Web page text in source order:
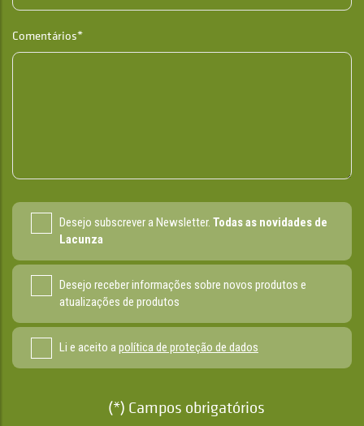
Comentários*
Desejo subscrever a Newsletter. Todas as novidades de
Lacunza
Desejo receber informações sobre novos produtos e
atualizações de produtos
Li e aceito apolítica de proteção de dados
(*) Campos obrigatórios